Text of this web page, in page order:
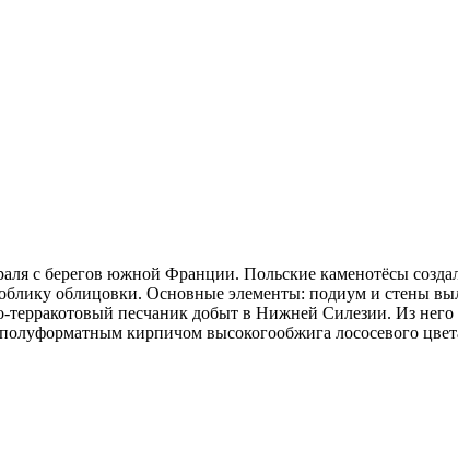
с берегов южной Франции. Польские каменотёсы
облицовки. Основные элементы: подиум и стены
песчаник добыт в Нижней Силезии. Из
кирпичом высокогообжига лососевого